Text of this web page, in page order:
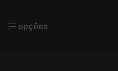
opções